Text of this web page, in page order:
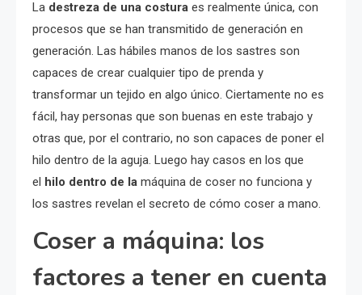
La destreza de una costura es realmente única, con
procesos que se han transmitido de generación en
generación. Las hábiles manos de los sastres son
capaces de crear cualquier tipo de prenda y
transformar un tejido en algo único. Ciertamente no es
fácil, hay personas que son buenas en este trabajo y
otras que, por el contrario, no son capaces de poner el
hilo dentro de la aguja. Luego hay casos en los que
el hilo dentro de la máquina de coser no funciona y
los sastres revelan el secreto de cómo coser a mano.
Coser a máquina: los
factores a tener en cuenta